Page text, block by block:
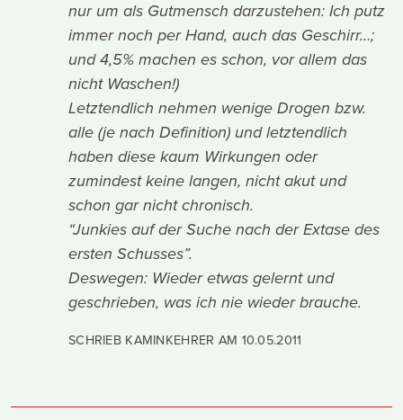
nur um als Gutmensch darzustehen: Ich putz
immer noch per Hand, auch das Geschirr…;
und 4,5% machen es schon, vor allem das
nicht Waschen!)
Letztendlich nehmen wenige Drogen bzw.
alle (je nach Definition) und letztendlich
haben diese kaum Wirkungen oder
zumindest keine langen, nicht akut und
schon gar nicht chronisch.
“Junkies auf der Suche nach der Extase des
ersten Schusses”.
Deswegen: Wieder etwas gelernt und
geschrieben, was ich nie wieder brauche.
SCHRIEB KAMINKEHRER AM 10.05.2011